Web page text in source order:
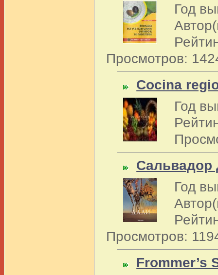
Год
Просмотров:
Cocina
Год
Сальвадор
Год
Просмотров:
Frommer’s